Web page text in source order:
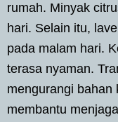
rumah. Minyak
hari. Selain itu,
pada malam hari.
terasa nyaman.
mengurangi bahan
membantu